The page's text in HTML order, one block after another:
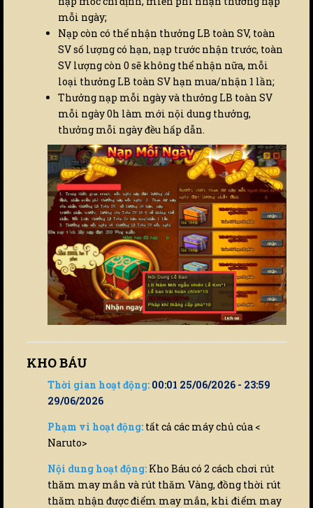
mỗi ngày;
Nạp còn có thể nhận thưởng LB toàn SV, toàn
SV số lượng có hạn, nạp trước nhận trước, toàn
SV lượng còn 0 sẽ không thể nhận nữa, mỗi
loại thưởng LB toàn SV hạn mua/nhận 1 lần;
Thưởng nạp mỗi ngày và thưởng LB toàn SV
mỗi ngày 0h làm mới nội dung thưởng,
thưởng mỗi ngày đều hấp dẫn.
KHO BÁU
Thời gian hoạt động: 00:01 25/06/2026 - 23:59
29/06/2026
Phạm vi hoạt động: tất cả các máy chủ của <
Naruto>
Nội dung hoạt động: Kho Báu có 2 cách chơi rút
thăm may mắn và rút thăm Vàng, đồng thời rút
thăm nhận được điểm may mắn, khi điểm may